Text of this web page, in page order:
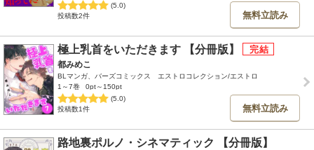
(5.0)
投稿数2件
無料立読み
極上乳首をいただきます 【分冊版】
都みめこ
BLマンガ、バーズコミックス エストロコレクション/エストロ
1～7巻
0pt～150pt
(5.0)
投稿数1件
無料立読み
路地裏ポルノ・シネマティック 【分冊版】